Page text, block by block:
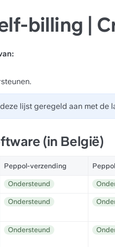
billing |
lijst geregeld aan met de
(in België)
Peppol-verzending
Ondersteund
Ondersteund
Ondersteund